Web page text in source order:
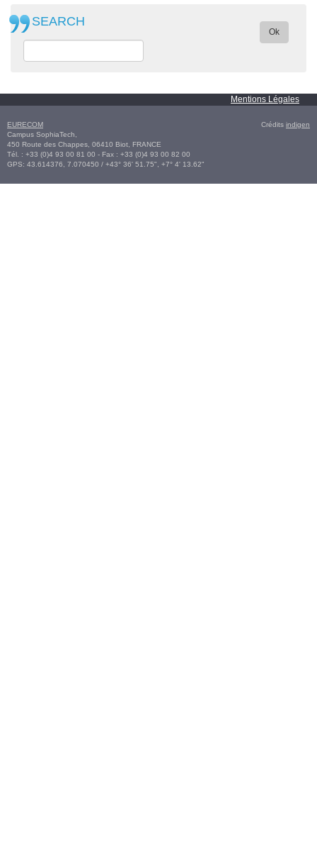
SEARCH
Ok
Mentions Légales
Crédits indigen
EURECOM
Campus SophiaTech,
450 Route des Chappes, 06410 Biot
FRANCE
Tél. : +33 (0)4 93 00 81 00 - Fax : +33 (0)4 93 00 82 00
GPS: 43.614376 7.070450‎ / +43° 36' 51.75", +7° 4' 13.62"